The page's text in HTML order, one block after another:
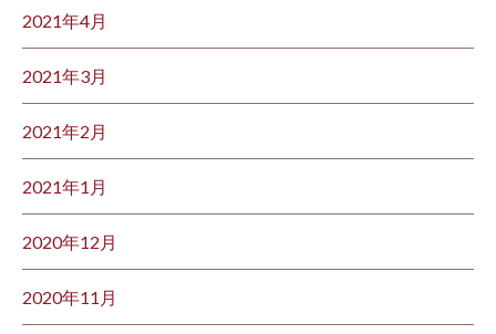
2021年4月
2021年3月
2021年2月
2021年1月
2020年12月
2020年11月